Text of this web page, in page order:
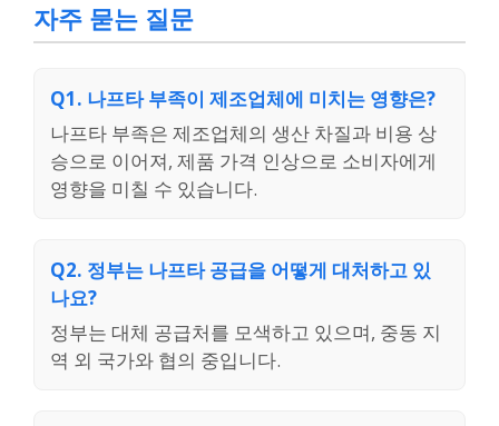
자주 묻는 질문
Q1. 나프타 부족이 제조업체에 미치는 영향은?
나프타 부족은 제조업체의 생산 차질과 비용 상
승으로 이어져, 제품 가격 인상으로 소비자에게
영향을 미칠 수 있습니다.
Q2. 정부는 나프타 공급을 어떻게 대처하고 있
나요?
정부는 대체 공급처를 모색하고 있으며, 중동 지
역 외 국가와 협의 중입니다.